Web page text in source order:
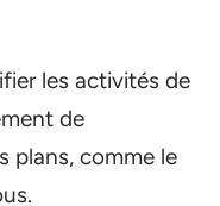
les activités de
de
plans, comme le